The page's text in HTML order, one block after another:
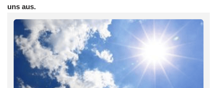
uns aus.